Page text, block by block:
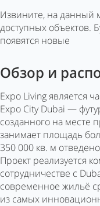
Извините, на данный
доступных объектов.
появятся новые
Обзор и
Expo Living является
Expo City Dubai —
созданного на месте
занимает площадь
350 000 кв. м
Проект реализуется
сотрудничестве с
современное жильё
из самых